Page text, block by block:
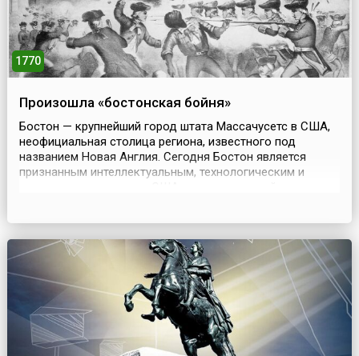
1770
Произошла «бостонская бойня»
Бостон — крупнейший город штата Массачусетс в США,
неофициальная столица региона, известного под
названием Новая Англия. Сегодня Бостон является
признанным интеллектуальным, технологическим и
уличная ст...